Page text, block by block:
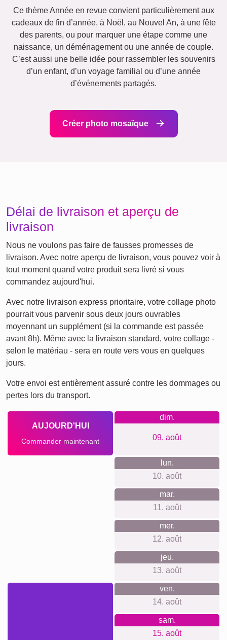
Ce thème Année en revue convient particulièrement aux
cadeaux de fin d’année, à Noël, au Nouvel An, à une fête
des parents, ou pour marquer une étape comme une
naissance, un déménagement ou une année de couple.
C’est aussi une belle idée pour rassembler les souvenirs
d’un enfant, d’un voyage familial ou d’une année
d’événements partagés.
Créer photo mosaïque
Délai de livraison et aperçu de
livraison
Nous ne voulons pas faire de fausses promesses de
livraison. Avec notre aperçu de livraison, vous pouvez voir à
tout moment quand votre produit sera livré si vous
commandez aujourd'hui.
Avec notre livraison express prioritaire, votre collage photo
pourrait vous parvenir sous deux jours ouvrables
moyennant un supplément (si la commande est passée
avant 8h). Même avec la livraison standard, votre collage -
selon le matériau - sera en route vers vous en quelques
jours.
Votre envoi est entièrement assuré contre les dommages ou
pertes lors du transport.
AUJOURD'HUI
Commander maintenant
dim.
09. août
lun.
10. août
mar.
11. août
mer.
12. août
jeu.
13. août
ven.
14. août
sam.
15. août